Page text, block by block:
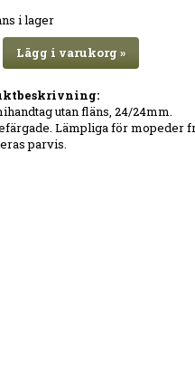
i lager
Lägg i varukorg »
utan fläns, 24/24mm.
Lämpliga för mopeder
parvis.